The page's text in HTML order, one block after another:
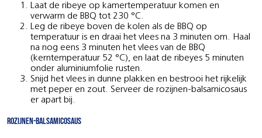
Laat de ribeye op kamertemperatuur komen en
verwarm de BBQ tot 230 °C.
Leg de ribeye boven de kolen als de BBQ op
temperatuur is en draai het vlees na 3 minuten om. Haal
na nog eens 3 minuten het vlees van de BBQ
(kerntemperatuur 52 °C), en laat de ribeyes 5 minuten
onder aluminiumfolie rusten.
Snijd het vlees in dunne plakken en bestrooi het rijkelijk
met peper en zout. Serveer de rozijnen-balsamicosaus
er apart bij.
Rozijnen-balsamicosaus